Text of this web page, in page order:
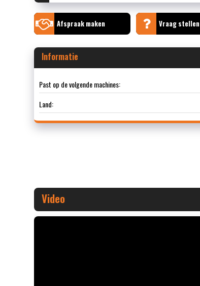
Afspraak maken Vraag stellen
Informatie
Past op de volgende machines:
Land:
Video